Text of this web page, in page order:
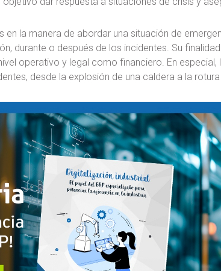
en la manera de abordar una situación de
durante o después de los incidentes. Su
operativo y legal como financiero. En especial,
desde la explosión de una caldera a la